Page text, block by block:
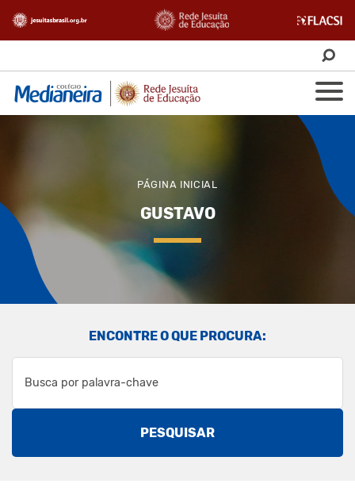
PÁGINA INICIAL
GUSTAVO
ENCONTRE O QUE PROCURA:
PESQUISAR